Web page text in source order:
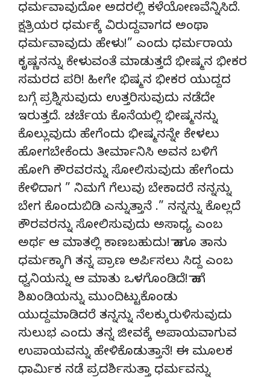
ಧರ್ಮವಾವುದೋ ಅದರಲ್ಲಿ ಕಳೆಯೋಣವೆನ್ನಿಸಿದೆ.
ಕ್ಷತ್ರಿಯರ ಧರ್ಮಕ್ಕೆ ವಿರುದ್ದವಾಗದ ಅಂಥಾ
ಧರ್ಮವಾವುದು ಹೇಳು!” ಎಂದು ಧರ್ಮರಾಯ
ಕೃಷ್ಣನನ್ನು ಕೇಳುವಂತೆ ಮಾಡುತ್ತದೆ ಭೀಷ್ಮನ ಭೀಕರ
ಸಮರದ ಪರಿ! ಹೀಗೇ ಭಿಷ್ಮನ ಭೀಕರ ಯುದ್ದದ
ಬಗ್ಗೆ ಪ್ರಶ್ನಿಸುವುದು ಉತ್ತರಿಸುವುದು ನಡೆದೇ
ಇರುತ್ತದೆ. ಚರ್ಚೆಯ ಕೊನೆಯಲ್ಲಿ ಭೀಷ್ಮನನ್ನು
ಕೊಲ್ಲುವುದು ಹೇಗೆಂದು ಭೀಷ್ಮನನ್ನೇ ಕೇಳಲು
ಹೋಗಬೇಕೆಂದು ತೀರ್ಮಾನಿಸಿ ಅವನ ಬಳಿಗೆ
ಹೋಗಿ ಕೌರವರನ್ನು ಸೋಲಿಸುವುದು ಹೇಗೆಂದು
ಕೇಳಿದಾಗ ” ನಿಮಗೆ ಗೆಲುವು ಬೇಕಾದರೆ ನನ್ನನ್ನು
ಬೇಗ ಕೊಂದುಬಿಡಿ ಎನ್ನುತ್ತಾನೆ .” ನನ್ನನ್ನು ಕೊಲ್ಲದೆ
ಕೌರವರನ್ನು ಸೋಲಿಸುವುದು ಅಸಾಧ್ಯ ಎಂಬ
ಅರ್ಥ ಆ ಮಾತಲ್ಲಿ ಕಾಣಬಹುದು! ಹಾಗೂ ತಾನು
ಧರ್ಮಕ್ಕಾಗಿ ತನ್ನ ಪ್ರಾಣ ಅರ್ಪಿಸಲು ಸಿದ್ದ ಎಂಬ
ಧ್ವನಿಯನ್ನು ಆ ಮಾತು ಒಳಗೊಂಡಿದೆ! ಹಾಗೆ
ಶಿಖಂಡಿಯನ್ನು ಮುಂದಿಟ್ಟುಕೊಂಡು
ಯುದ್ದಮಾಡಿದರೆ ತನ್ನನ್ನು ನೆಲಕ್ಕುರುಳಿಸುವುದು
ಸುಲುಭ ಎಂದು ತನ್ನ ಜೀವಕ್ಕೆ ಅಪಾಯವಾಗುವ
ಉಪಾಯವನ್ನು ಹೇಳಿಕೊಡುತ್ತಾನೆ! ಈ ಮೂಲಕ
ಧಾರ್ಮಿಕ ನಡೆ ಪ್ರದರ್ಶಿಸುತ್ತಾ ಧರ್ಮವನ್ನು